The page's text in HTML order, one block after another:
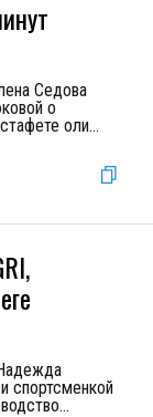
Седова
о
оли...
спортсменкой
...